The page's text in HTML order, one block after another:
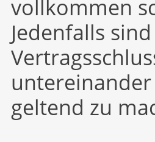
vollkommen
Jedenfalls
geltend zu